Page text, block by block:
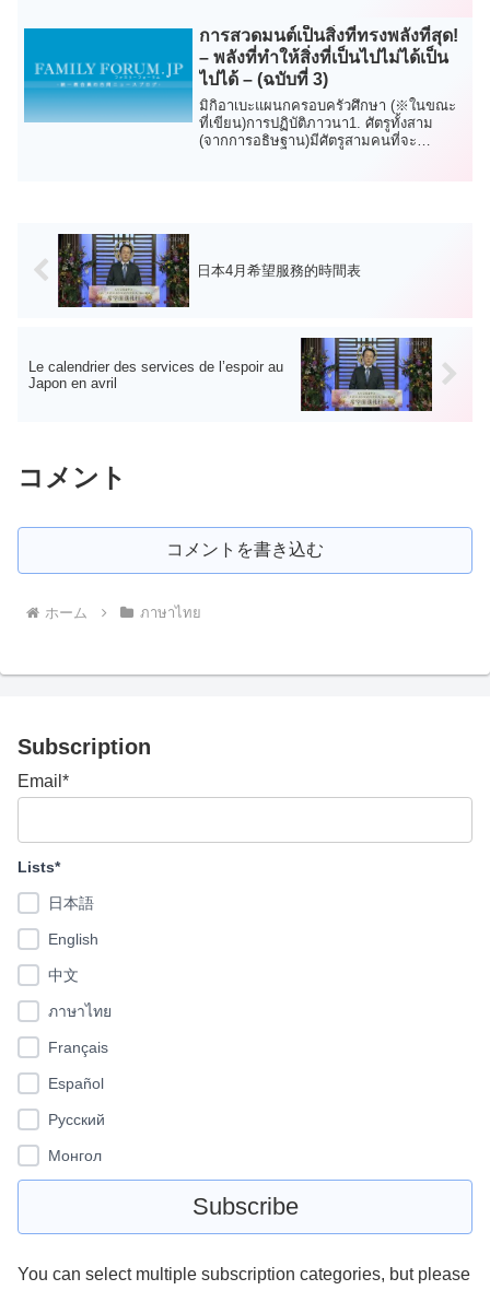
การสวดมนต์เป็นสิ่งที่ทรงพลังที่สุด!
– พลังที่ทำให้สิ่งที่เป็นไปไม่ได้เป็น
ไปได้ – (ฉบับที่ 3)
มิกิอาเบะแผนกครอบครัวศึกษา (※ในขณะ
ที่เขียน)การปฏิบัติภาวนา1. ศัตรูทั้งสาม
(จากการอธิษฐาน)มีศัตรูสามคนที่จะ
日本4月希望服務的時間表
Le calendrier des services de l’espoir au
Japon en avril
コメント
コメントを書き込む
ホーム ภาษาไทย
Subscription
Email*
Lists*
日本語
English
中文
ภาษาไทย
Français
Español
Pусский
Монгол
You can select multiple subscription categories, but please